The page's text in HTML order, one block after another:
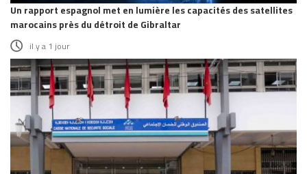
Un rapport espagnol met en lumière les capacités des satellites
marocains près du détroit de Gibraltar
il y a 1 jour